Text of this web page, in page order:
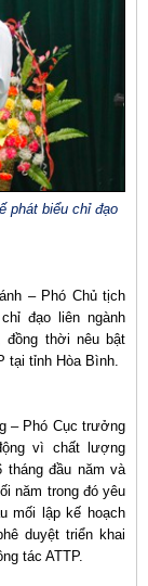
phát biểu chỉ đạo
– Phó Chủ tịch
đạo liên ngành
đồng thời nêu bật
tại tỉnh Hòa Bình.
– Phó Cục trưởng
vì chất lượng
tháng đầu năm và
năm trong đó yêu
mối lập kế hoạch
duyệt triển khai
tác ATTP.